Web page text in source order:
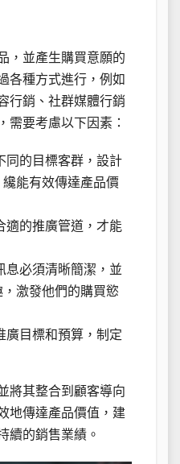
，並產生購買意願的
各種方式進行，例如
行銷、社群媒體行銷
需要考慮以下因素：
同的目標客群，設計
能有效傳達產品價
適的推廣管道，才能
息必須清晰簡潔，並
激發他們的購買慾
廣目標和預算，制定
將其整合到顧客導向
地傳達產品價值，建
續的銷售業績。